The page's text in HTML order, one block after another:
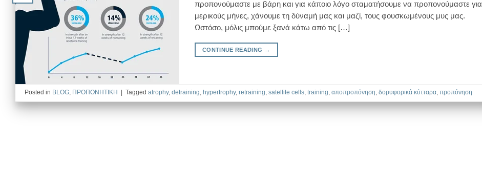
προπονούμαστε με βάρη και για κάποιο λόγο σταματήσουμε να προπονούμαστε για
μερικούς μήνες, χάνουμε τη δύναμή μας και μαζί, τους φουσκωμένους μυς μας.
Ωστόσο, μόλις μπούμε ξανά κάτω από τις […]
CONTINUE READING →
Posted in BLOG, ΠΡΟΠΟΝΗΤΙΚΗ | Tagged atrophy, detraining, hypertrophy, retraining, satellite cells, training, αποπροπόνηση, δορυφορικά κύτταρα, προπόνηση